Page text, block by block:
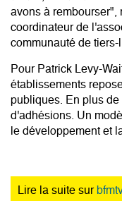
avons à rembourser",
coordinateur de
communauté de
Pour Patrick Levy-
établissements
publiques. En plus
d'adhésions. Un
le développement et
Lire la suite sur